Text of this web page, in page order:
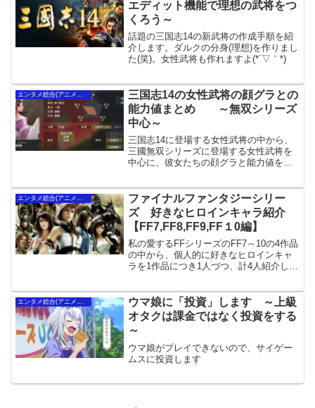
エディット機能で理想の武将をつ
くろう～
話題の三国志14の新武将の作成手順を紹
介します。ダルクの分身(理想)を作りまし
た(笑)。女性武将も作れますよ(*´▽｀*)
三国志14の女性武将の顔グラとの
能力値まとめ ～無双シリーズ
中心～
三国志14に登場する女性武将の中から、
三國無双シリーズに登場する女性武将を
中心に、彼女たちの顔グラと能力値を紹
エンタメ総合(アニメ・映画）
ファイナルファンタジーシリー
ズ 好きなヒロインキャラ紹介
【FF7,FF8,FF9,FF１0編】
私の愛するFFシリーズのFF7～10の4作品
の中から、個人的に好きなヒロインキャ
ラを1作品につき1人づつ、計4人紹介しま
エンタメ総合(アニメ・映画）
ウマ娘に「投資」します ～上級
オタクは課金ではなく投資をする
～
ウマ娘がプレイできないので、サイゲー
ムスに投資します